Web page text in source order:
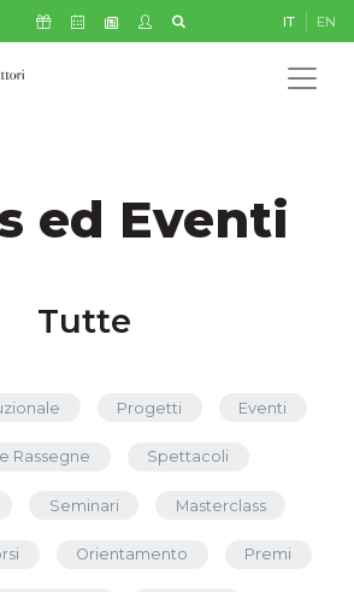
Icona Sostienici
Icona Calendario Eventi
Icona Newsletter
Icona My Civica IT EN
ed Eventi
Tutte
Progetti Eventi
Rassegne Spettacoli
Seminari Masterclass
Orientamento Premi